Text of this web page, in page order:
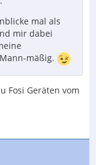
mal als
mir dabei
mäßig.
Fosi Geräten vom